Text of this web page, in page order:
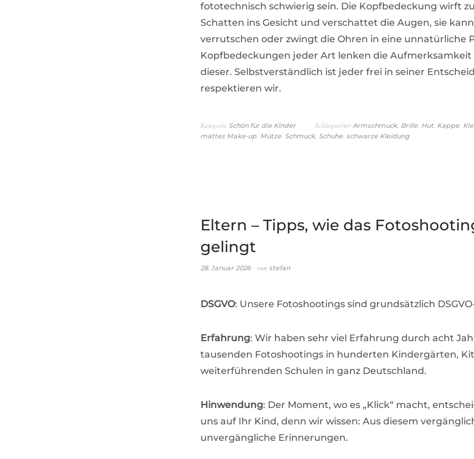
fototechnisch schwierig sein. Die Kopfbedeckung wirft
Schatten ins Gesicht und verschattet die Augen, sie
verrutschen oder zwingt die Ohren in eine unnatürliche
Kopfbedeckungen jeder Art lenken die Aufmerksamkeit
dieser. Selbstverständlich ist jeder frei in seiner
respektieren wir.
Kategorie Schön für die Kinder SchlagwörterArmschmuck, Brille, Hut, Kappe,
mattes Make-up, Mütze, Schmuck, Schuhe, schwarze Kleidung
Eltern – Tipps, wie das
gelingt
28. Januar 2026 von stefan
DSGVO: Unsere Fotoshootings sind grundsätzlich
Erfahrung: Wir haben sehr viel Erfahrung durch acht
tausenden Fotoshootings in hunderten Kindergärten,
weiterführenden Schulen in ganz Deutschland.
Hinwendung: Der Moment, wo es „Klick“ macht,
uns auf Ihr Kind, denn wir wissen: Aus diesem
unvergängliche Erinnerungen.